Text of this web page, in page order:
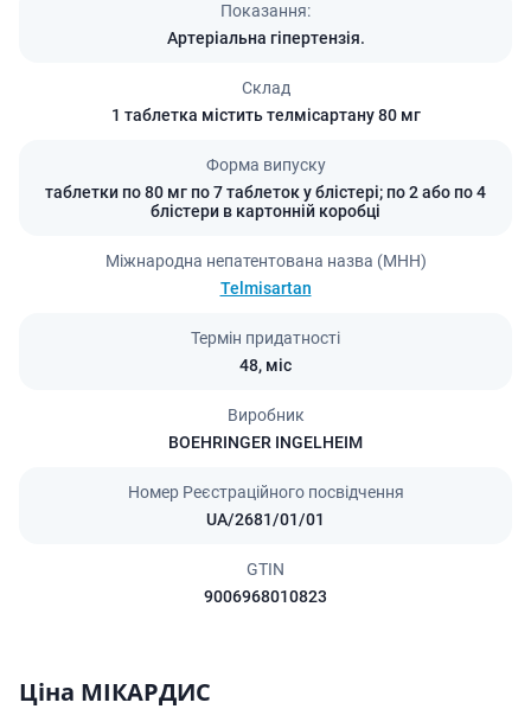
Показання:
Артеріальна гіпертензія.
Склад
1 таблетка містить телмісартану 80 мг
Форма випуску
таблетки по 80 мг по 7 таблеток у блістері; по 2 або по 4
блістери в картонній коробці
Міжнародна непатентована назва (МНН)
Telmisartan
Термін придатності
48, міс
Виробник
BOEHRINGER INGELHEIM
Номер Реєстраційного посвідчення
UA/2681/01/01
GTIN
9006968010823
Ціна МІКАРДИС